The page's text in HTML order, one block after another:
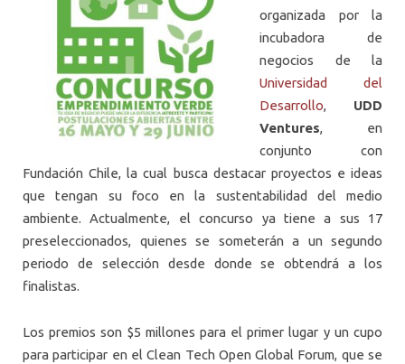
organizada por la
incubadora de
negocios de la
Universidad del
Desarrollo, UDD
Ventures, en
conjunto con
Fundación Chile, la cual busca destacar proyectos e ideas
que tengan su foco en la sustentabilidad del medio
ambiente. Actualmente, el concurso ya tiene a sus 17
preseleccionados, quienes se someterán a un segundo
periodo de selección desde donde se obtendrá a los
finalistas.
Los premios son $5 millones para el primer lugar y un cupo
para participar en el Clean Tech Open Global Forum, que se